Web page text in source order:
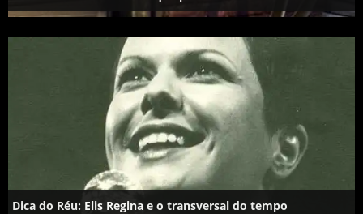
Dica do Réu: Elis Regina e o transversal do tempo